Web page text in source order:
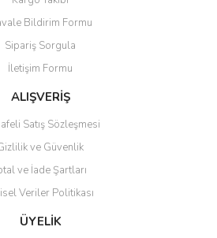
veya görüntülenemiyor.
bilgiler bulunuyor.
bulunuyor.
daha pahalı.
alternatifler olmalı.
Gönder
Bildirim Formu
Sipariş Sorgula
İletişim Formu
ALIŞVERİŞ
Satış Sözleşmesi
ve Güvenlik
ve İade Şartları
Veriler Politikası
ÜYELİK